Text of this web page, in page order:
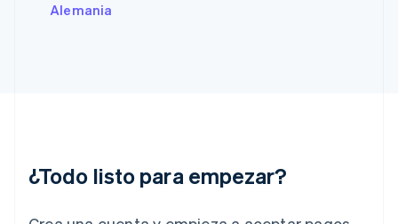
Alemania
¿Todo listo para empezar?
Gibraltar
English
Italiano English